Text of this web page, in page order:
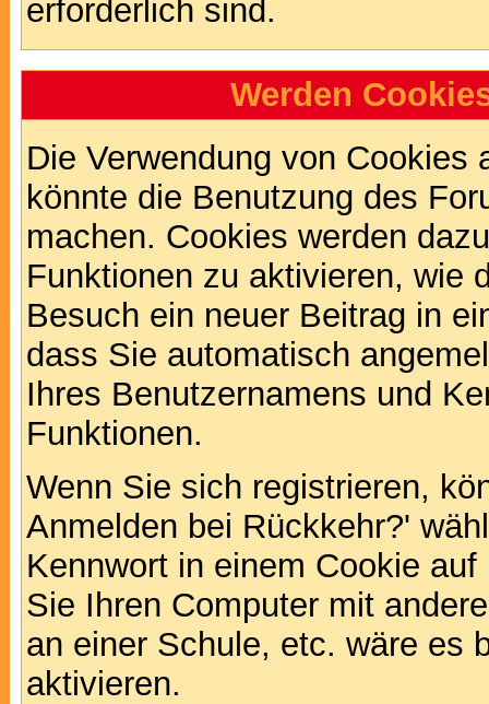
erforderlich sind.
Werden
Die Verwendung von
könnte die Benutzung des
machen. Cookies werden
Funktionen zu aktivieren, wie
Besuch ein neuer Beitrag in
dass Sie automatisch
Ihres Benutzernamens und
Funktionen.
Wenn Sie sich registrieren,
Anmelden bei Rückkehr?'
Kennwort in einem Cookie
Sie Ihren Computer mit
an einer Schule, etc. wäre es
aktivieren.